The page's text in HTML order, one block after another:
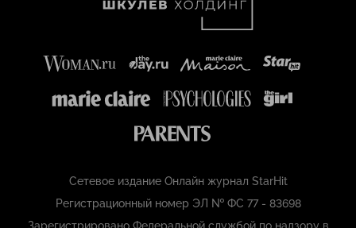
Сетевое издание Онлайн журнал StarHit
Регистрационный номер ЭЛ № ФС 77 - 83698